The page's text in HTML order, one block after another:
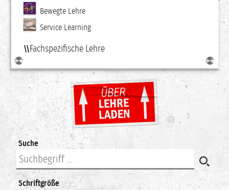
Bewegte Lehre
Service Learning
Fachspezifische Lehre
Suche
Schriftgröße